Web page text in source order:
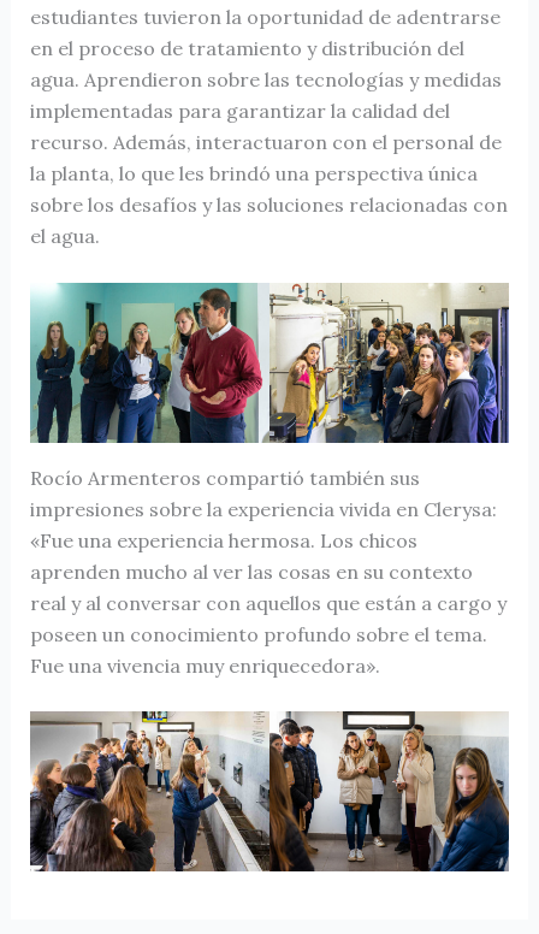
estudiantes tuvieron la oportunidad de adentrarse
en el proceso de tratamiento y distribución del
agua. Aprendieron sobre las tecnologías y medidas
implementadas para garantizar la calidad del
recurso. Además, interactuaron con el personal de
la planta, lo que les brindó una perspectiva única
sobre los desafíos y las soluciones relacionadas con
el agua.
Rocío Armenteros compartió también sus
impresiones sobre la experiencia vivida en Clerysa:
«Fue una experiencia hermosa. Los chicos
aprenden mucho al ver las cosas en su contexto
real y al conversar con aquellos que están a cargo y
poseen un conocimiento profundo sobre el tema.
Fue una vivencia muy enriquecedora».